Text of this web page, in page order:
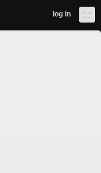
log in